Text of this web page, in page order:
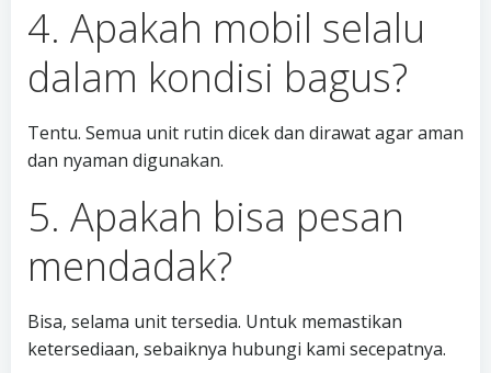
4. Apakah mobil selalu
dalam kondisi bagus?
Tentu. Semua unit rutin dicek dan dirawat agar aman
dan nyaman digunakan.
5. Apakah bisa pesan
mendadak?
Bisa, selama unit tersedia. Untuk memastikan
ketersediaan, sebaiknya hubungi kami secepatnya.